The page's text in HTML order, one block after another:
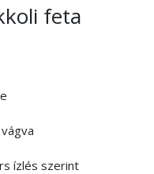
feta
ízlés szerint